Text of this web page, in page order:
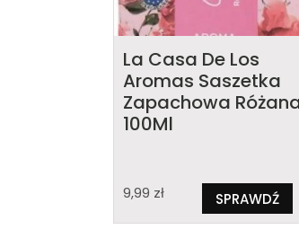
La Casa De Los
Aromas Saszetka
Zapachowa
100Ml
9,99 zł SPRAWDŹ